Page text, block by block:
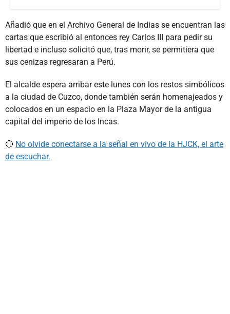
Añadió que en el Archivo General de Indias se encuentran las
cartas que escribió al entonces rey Carlos III para pedir su
libertad e incluso solicitó que, tras morir, se permitiera que
sus cenizas regresaran a Perú.
El alcalde espera arribar este lunes con los restos simbólicos
a la ciudad de Cuzco, donde también serán homenajeados y
colocados en un espacio en la Plaza Mayor de la antigua
capital del imperio de los Incas.
🔴 No olvide conectarse a la señal en vivo de la HJCK, el arte
de escuchar.